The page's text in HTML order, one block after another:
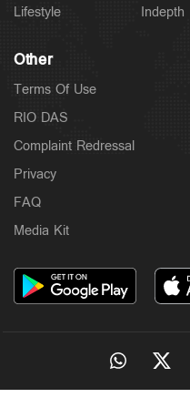
Lifestyle
Indepth
Other
Terms Of Use
RIO DAS
Complaint Redressal
Privacy
FAQ
Media Kit